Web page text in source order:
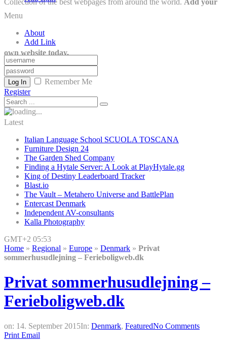
Collection of the best webpages from around the world. Add your
own website today.
Menu
About
Add Link
Log In
Remember Me
Register
Latest
Italian Language School SCUOLA TOSCANA
Furniture Design 24
The Garden Shed Company
Finding a Hytale Server: A Look at PlayHytale.gg
King of Destiny Leaderboard Tracker
Blast.io
The Vault – Metahero Universe and BattlePlan
Entercast Denmark
Independent AV-consultants
Kalla Photography
GMT+2 05:53
Home » Regional » Europe » Denmark » Privat
sommerhusudlejning – Ferieboligweb.dk
Privat sommerhusudlejning –
Ferieboligweb.dk
on: 14. September 2015In: Denmark, FeaturedNo Comments
Print Email